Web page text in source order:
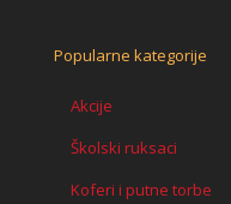
Popularne kategorije
Akcije
Školski ruksaci
Koferi i putne torbe